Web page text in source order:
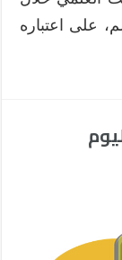
على اعتباره